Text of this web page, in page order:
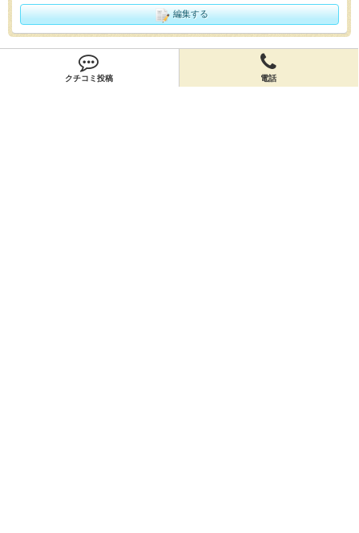
クチコミ投稿 電話
編集する
会員登録
無料会員登録